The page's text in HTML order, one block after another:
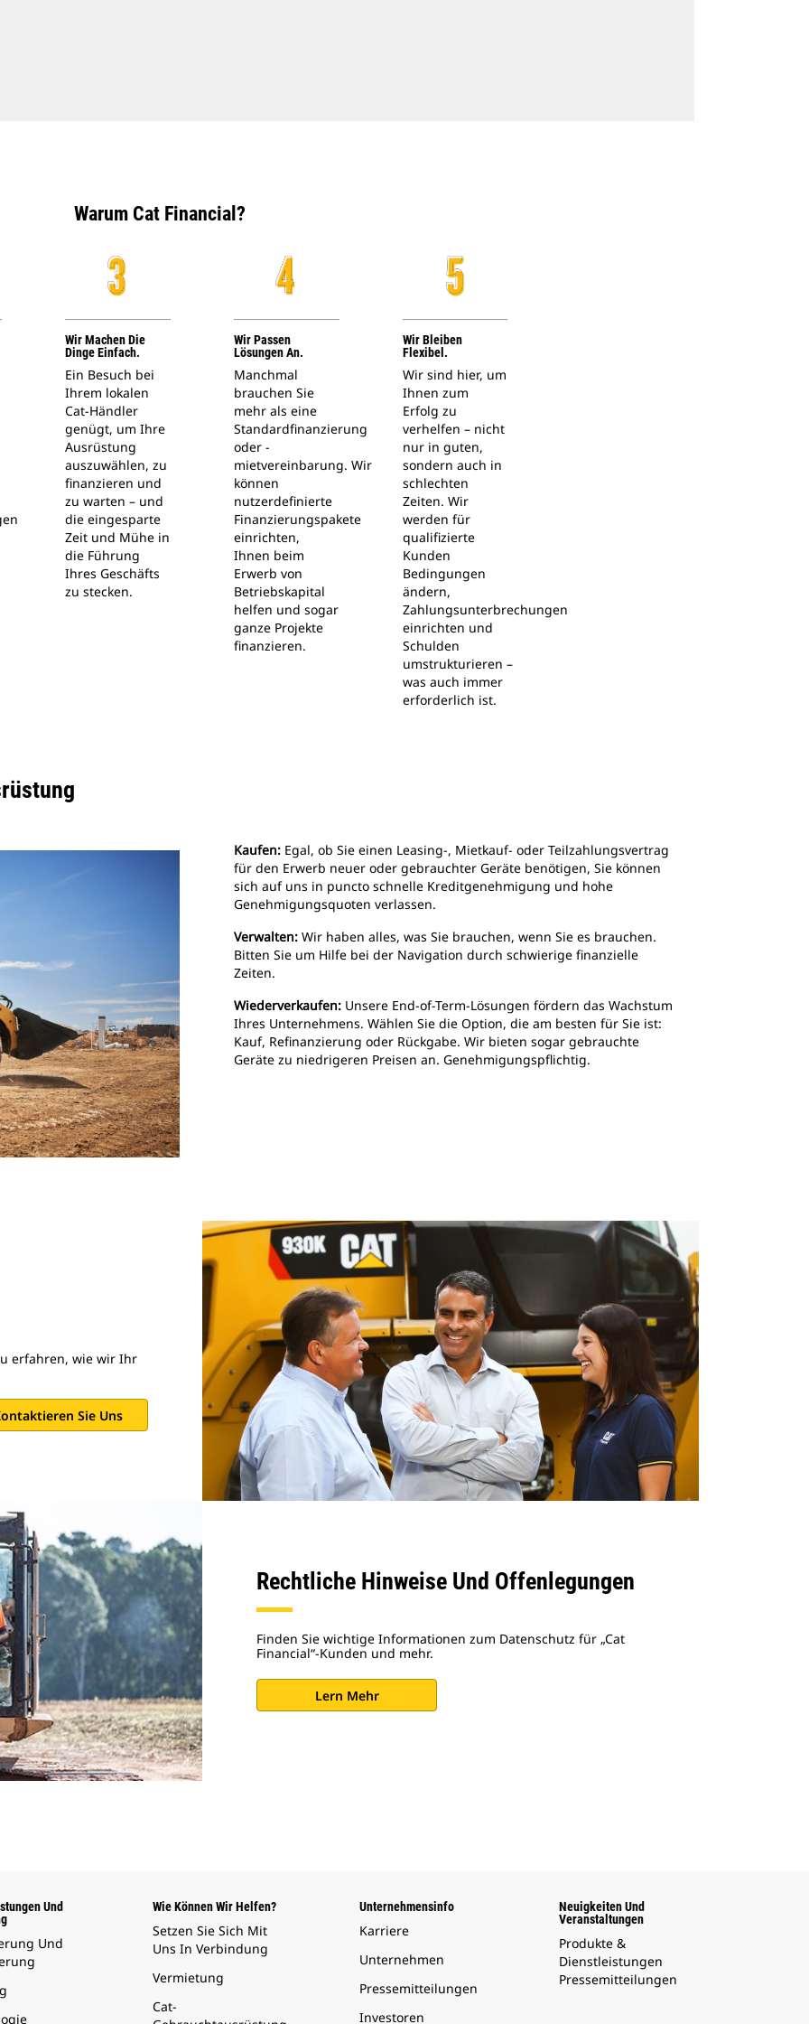
Warum Cat Financial?
Wir Machen Die
Dinge Einfach.
Ein Besuch bei
Ihrem lokalen
Cat-Händler
genügt, um Ihre
Ausrüstung
auszuwählen, zu
finanzieren und
zu warten – und
die eingesparte
Zeit und Mühe in
die Führung
Ihres Geschäfts
zu stecken.
Wir Passen
Lösungen An.
Manchmal
brauchen Sie
mehr als eine
Standardfinanzierung
oder -
mietvereinbarung. Wir
können
nutzerdefinierte
Finanzierungspakete
einrichten,
Ihnen beim
Erwerb von
Betriebskapital
helfen und sogar
ganze Projekte
finanzieren.
Wir Bleiben
Flexibel.
Wir sind hier, um
Ihnen zum
Erfolg zu
verhelfen – nicht
nur in guten,
sondern auch in
schlechten
Zeiten. Wir
werden für
qualifizierte
Kunden
Bedingungen
ändern,
Zahlungsunterbrechungen
einrichten und
Schulden
umstrukturieren –
was auch immer
erforderlich ist.
Kaufen: Egal, ob Sie einen Leasing-, Mietkauf- oder Teilzahlungsvertrag
für den Erwerb neuer oder gebrauchter Geräte benötigen, Sie können
sich auf uns in puncto schnelle Kreditgenehmigung und hohe
Genehmigungsquoten verlassen.
Verwalten: Wir haben alles, was Sie brauchen, wenn Sie es brauchen.
Bitten Sie um Hilfe bei der Navigation durch schwierige finanzielle
Zeiten.
Wiederverkaufen: Unsere End-of-Term-Lösungen fördern das Wachstum
Ihres Unternehmens. Wählen Sie die Option, die am besten für Sie ist:
Kauf, Refinanzierung oder Rückgabe. Wir bieten sogar gebrauchte
Geräte zu niedrigeren Preisen an. Genehmigungspflichtig.
erfahren, wie wir Ihr
Sie Uns
Rechtliche Hinweise Und Offenlegungen
Finden Sie wichtige Informationen zum Datenschutz für „Cat
Financial“-Kunden und mehr.
Lern Mehr
Und
Und
Wie Können Wir Helfen?
Setzen Sie Sich Mit
Uns In Verbindung
Vermietung
Cat-
Unternehmensinfo
Karriere
Unternehmen
Pressemitteilungen
Investoren
Neuigkeiten Und
Veranstaltungen
Produkte &
Dienstleistungen
Pressemitteilungen